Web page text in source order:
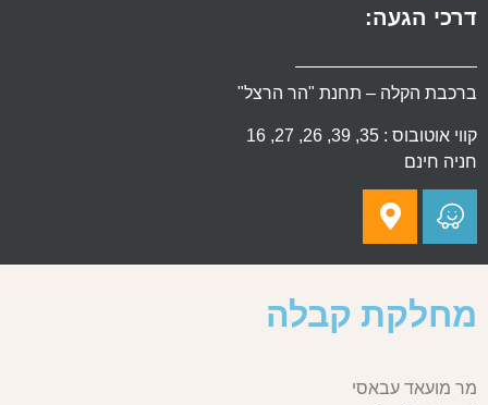
דרכי הגעה:
ברכבת הקלה – תחנת "הר הרצל"
קווי אוטובוס : 35, 39, 26, 27, 16
חניה חינם
מחלקת קבלה
מר מועאד עבאסי